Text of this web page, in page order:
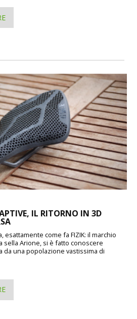
IL RITORNO IN 3D
esattamente come fa FIZIK: il marchio
sella Arione, si è fatto conoscere
da una popolazione vastissima di